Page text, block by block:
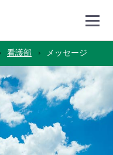
看護部 メッセージ